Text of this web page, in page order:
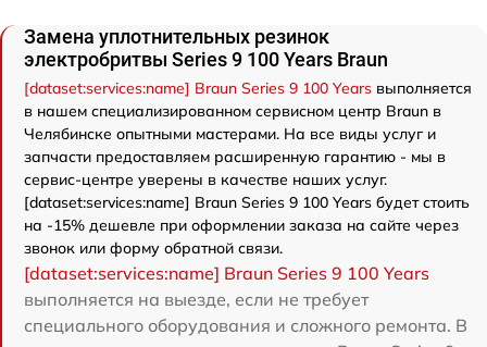
Замена уплотнительных резинок
электробритвы Series 9 100 Years Braun
[dataset:services:name] Braun Series 9 100 Years выполняется
в нашем специализированном сервисном центр Braun в
Челябинске опытными мастерами. На все виды услуг и
запчасти предоставляем расширенную гарантию - мы в
сервис-центре уверены в качестве наших услуг.
[dataset:services:name] Braun Series 9 100 Years будет стоить
на -15% дешевле при оформлении заказа на сайте через
звонок или форму обратной связи.
[dataset:services:name] Braun Series 9 100 Years
выполняется на выезде, если не требует
специального оборудования и сложного ремонта. В